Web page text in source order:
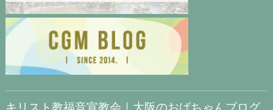
キリスト教福音宣教会｜大阪のおばちゃんブログ